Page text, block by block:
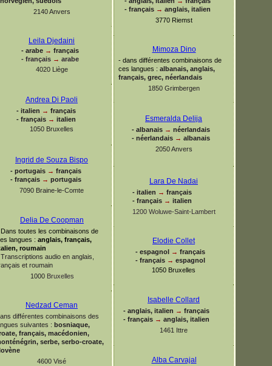
- français → anglais, italien
3770 Riemst
Mimoza Dino
- dans différentes combinaisons de
ces langues : albanais, anglais,
français, grec, néerlandais
1850 Grimbergen
Esmeralda Delija
- albanais → néerlandais
- néerlandais → albanais
2050 Anvers
Lara De Nadai
- italien → français
- français → italien
1200 Woluwe-Saint-Lambert
Elodie Collet
- espagnol → français
- français → espagnol
1050 Bruxelles
Isabelle Collard
- anglais, italien → français
- français → anglais, italien
1461 Ittre
Alba Carvajal
2140 Anvers
Leila Djedaini
- arabe → français
- français → arabe
4020 Liège
Andrea Di Paoli
- italien → français
- français → italien
1050 Bruxelles
Ingrid de Souza Bispo
- portugais → français
- français → portugais
7090 Braine-le-Comte
Delia De Coopman
Dans toutes les combinaisons de
langues : anglais, français,
roumain
Transcriptions audio en anglais,
et roumain
1000 Bruxelles
Nedzad Ceman
différentes combinaisons des
suivantes : bosniaque,
français, macédonien,
serbe, serbo-croate,
4600 Visé